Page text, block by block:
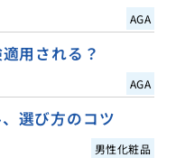
AGA
用される？
AGA
選び方のコツ
男性化粧品